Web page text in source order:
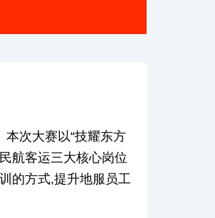
次大赛以“技耀东方
航客运三大核心岗位
的方式,提升地服员工